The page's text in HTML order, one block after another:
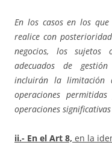
En los casos en los
realice con
negocios, los sujetos
adecuados de
incluirán la limitación
operaciones
operaciones
ii.- En el Art 8, en la